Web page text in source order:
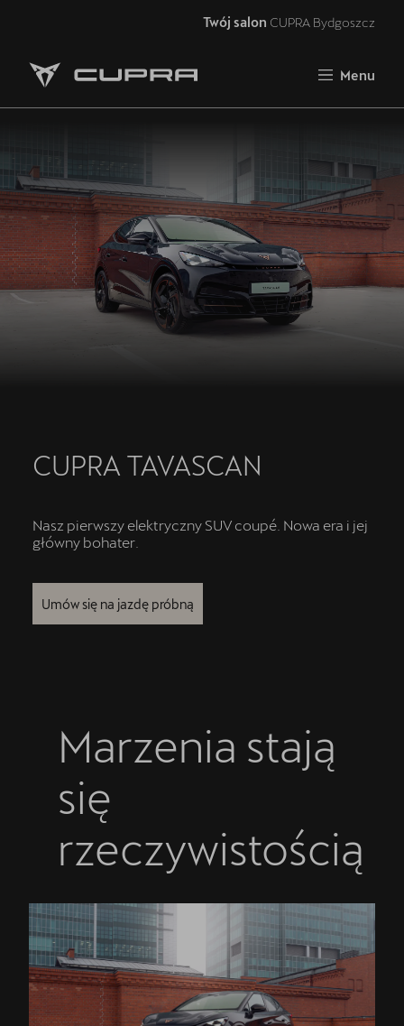
Twój salon CUPRA Bydgoszcz
Menu
Strona główna
FORMENTOR VZ5
Oferta i aktualności
Samochody dostępne od ręki
Jazda próbna CUPRĄ
Oryginalne części zamienne
CUPRA TAVASCAN
Nasz pierwszy elektryczny SUV coupé. Nowa era i jej
główny bohater.
Umów się na jazdę próbną
Marzenia stają
się
rzeczywistością